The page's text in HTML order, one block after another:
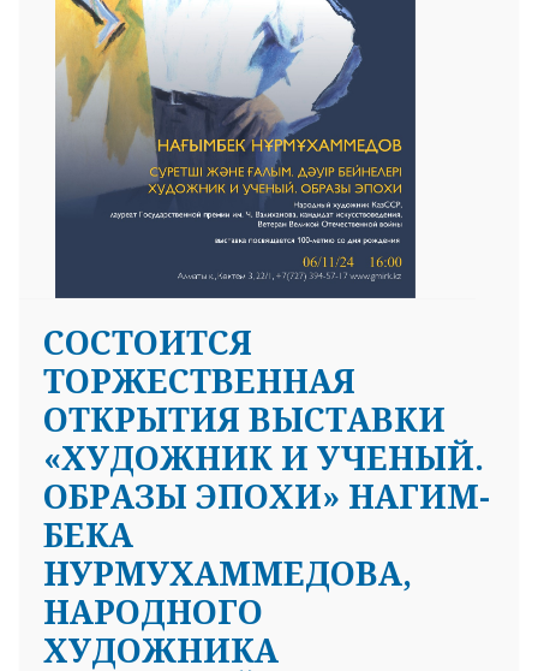
CОСТОИТСЯ
ТОРЖЕСТВЕННАЯ
ОТКРЫТИЯ ВЫСТАВКИ
«ХУДОЖНИК И УЧЕНЫЙ.
ОБРАЗЫ ЭПОХИ» НАГИМ-
БЕКА
НУРМУХАММЕДОВА,
НАРОДНОГО
ХУДОЖНИКА